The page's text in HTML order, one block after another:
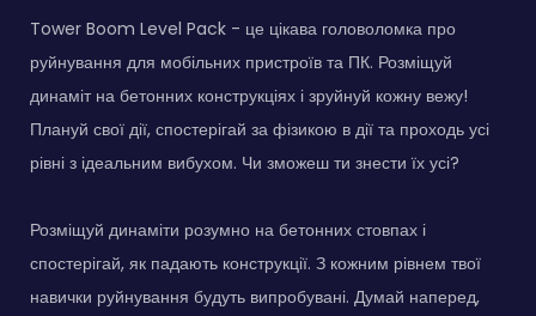
Tower Boom Level Pack - це цікава головоломка про
руйнування для мобільних пристроїв та ПК. Розміщуй
динаміт на бетонних конструкціях і зруйнуй кожну вежу!
Плануй свої дії, спостерігай за фізикою в дії та проходь усі
рівні з ідеальним вибухом. Чи зможеш ти знести їх усі?
Розміщуй динаміти розумно на бетонних стовпах і
спостерігай, як падають конструкції. З кожним рівнем твої
навички руйнування будуть випробувані. Думай наперед,